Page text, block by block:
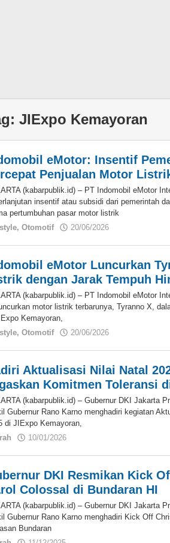
JIExpo Kemayoran
eMotor: Insentif
Penjualan Motor
(kabarpublik.id) – PT Indomobil eMotor
insentif atau subsidi dari pemerintah
pertumbuhan pasar motor listrik
,Otomotif 20/06/2026
eMotor Luncurkan
dengan Jarak Tempuh
(kabarpublik.id) – PT Indomobil eMotor
motor listrik terbarunya, Tyranno X,
Kemayoran,
,Otomotif 20/06/2026
Aktualisasi Nilai Natal
Komitmen Toleransi
(kabarpublik.id) – Gubernur DKI Jakarta
Gubernur Rano Karno menghadiri kegiatan
di JIExpo Kemayoran,
10/01/2026
DKI Resmikan Kick
Colossal di Bundaran HI
(kabarpublik.id) – Gubernur DKI Jakarta
Gubernur Rano Karno menghadiri Kick Off
Bundaran